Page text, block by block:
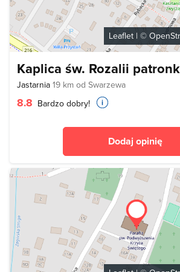
Leaflet | ©
Kaplica św. Rozalii
Jastarnia 19 km od Swarzewa
8.8 Bardzo dobry!
Dodaj opinię